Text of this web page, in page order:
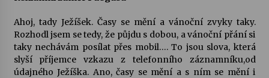
Ozvěny prázdnin
14. 7. 2026
Ahoj, tady Ježíšek. Časy se mění a vánoční zvyky taky.
Rozhodl jsem se tedy, že půjdu s dobou, a vánoční přání si
taky nechávám posílat přes mobil…. To jsou slova, která
slyší příjemce vzkazu z telefonního záznamníku,od
údajného Ježíška. Ano, časy se mění a s ním se mění i